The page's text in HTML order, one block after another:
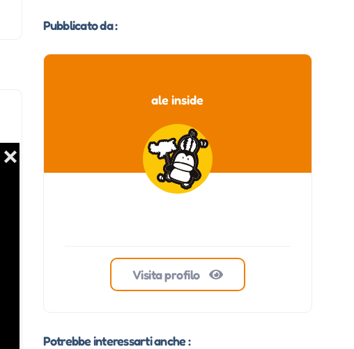
❌
Pubblicato da :
ale inside
Visita profilo
Potrebbe interessarti anche :